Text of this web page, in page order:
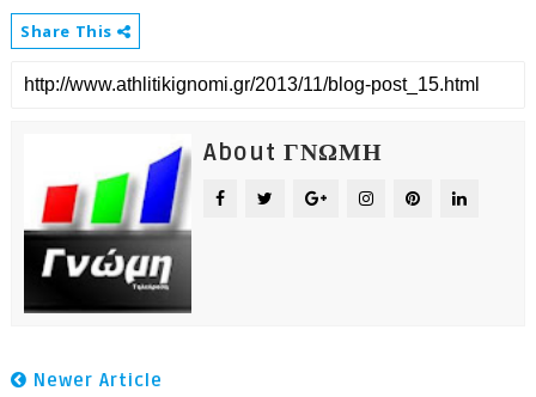
Share This
About ΓΝΩΜΗ
Newer Article